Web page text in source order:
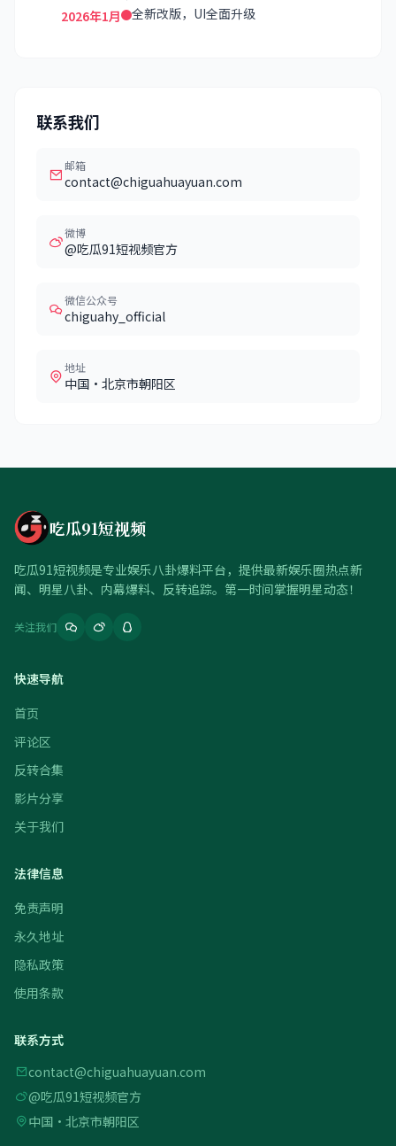
2026年1月 全新改版，UI全面升级
联系我们
邮箱
contact@chiguahuayuan.com
微博
@吃瓜91短视频官方
微信公众号
chiguahy_official
地址
中国·北京市朝阳区
吃瓜91短视频
吃瓜91短视频是专业娱乐八卦爆料平台，提供最新娱乐圈热点新
闻、明星八卦、内幕爆料、反转追踪。第一时间掌握明星动态！
关注我们
快速导航
首页
评论区
反转合集
影片分享
关于我们
法律信息
免责声明
永久地址
隐私政策
使用条款
联系方式
contact@chiguahuayuan.com
@吃瓜91短视频官方
中国·北京市朝阳区